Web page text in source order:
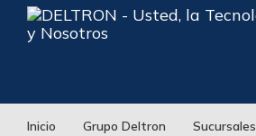
Inicio Grupo Deltron Sucursales